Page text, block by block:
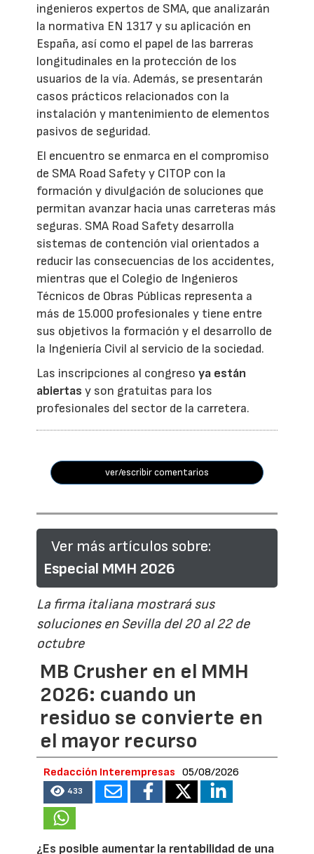
ingenieros expertos de SMA, que analizarán
la normativa EN 1317 y su aplicación en
España, así como el papel de las barreras
longitudinales en la protección de los
usuarios de la vía. Además, se presentarán
casos prácticos relacionados con la
instalación y mantenimiento de elementos
pasivos de seguridad.
El encuentro se enmarca en el compromiso
de SMA Road Safety y CITOP con la
formación y divulgación de soluciones que
permitan avanzar hacia unas carreteras más
seguras. SMA Road Safety desarrolla
sistemas de contención vial orientados a
reducir las consecuencias de los accidentes,
mientras que el Colegio de Ingenieros
Técnicos de Obras Públicas representa a
más de 15.000 profesionales y tiene entre
sus objetivos la formación y el desarrollo de
la Ingeniería Civil al servicio de la sociedad.
Las inscripciones al congresoya están
abiertas y son gratuitas para los
profesionales del sector de la carretera.
ver/escribir comentarios
Ver más artículos sobre:
Especial MMH 2026
La firma italiana mostrará sus
soluciones en Sevilla del 20 al 22 de
octubre
MB Crusher en el MMH
2026: cuando un
residuo se convierte en
el mayor recurso
Redacción Interempresas 05/08/2026
433
¿Es posible aumentar la rentabilidad de una